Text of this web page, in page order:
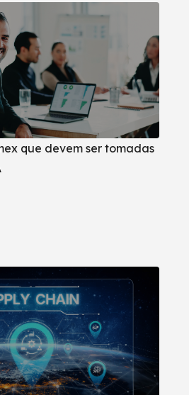
que devem ser tomadas